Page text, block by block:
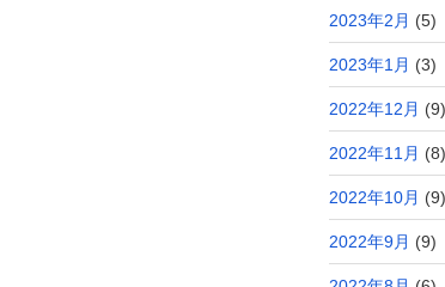
2023年2月 (5)
2023年1月 (3)
2022年12月 (9)
2022年11月 (8)
2022年10月 (9)
2022年9月 (9)